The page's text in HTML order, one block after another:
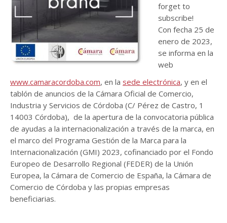
forget to
subscribe!
Con fecha 25 de
enero de 2023,
se informa en la
web
www.camaracordoba.com, en la sede electrónica, y en el
tablón de anuncios de la Cámara Oficial de Comercio,
Industria y Servicios de Córdoba (C/ Pérez de Castro, 1
14003 Córdoba), de la apertura de la convocatoria pública
de ayudas a la internacionalización a través de la marca, en
el marco del Programa Gestión de la Marca para la
Internacionalización (GMI) 2023, cofinanciado por el Fondo
Europeo de Desarrollo Regional (FEDER) de la Unión
Europea, la Cámara de Comercio de España, la Cámara de
Comercio de Córdoba y las propias empresas
beneficiarias.